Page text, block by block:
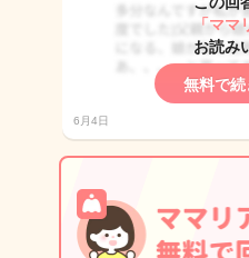
「ママ
お読み
無料で
6月4日